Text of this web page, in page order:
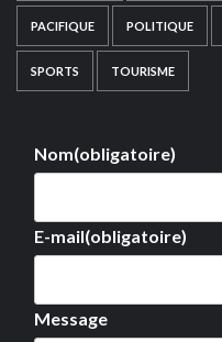
PACIFIQUE POLITIQUE
SPORTS TOURISME
Nom(obligatoire)
E-mail(obligatoire)
Message